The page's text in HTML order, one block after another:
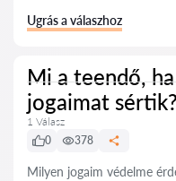
Ugrás a válaszhoz
Mi a teendő,
jogaimat sértik?
1 Válasz
0
378
Milyen jogaim védelme